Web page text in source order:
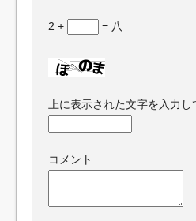
2 + = 八
上に表示された文字を入力し
コメント